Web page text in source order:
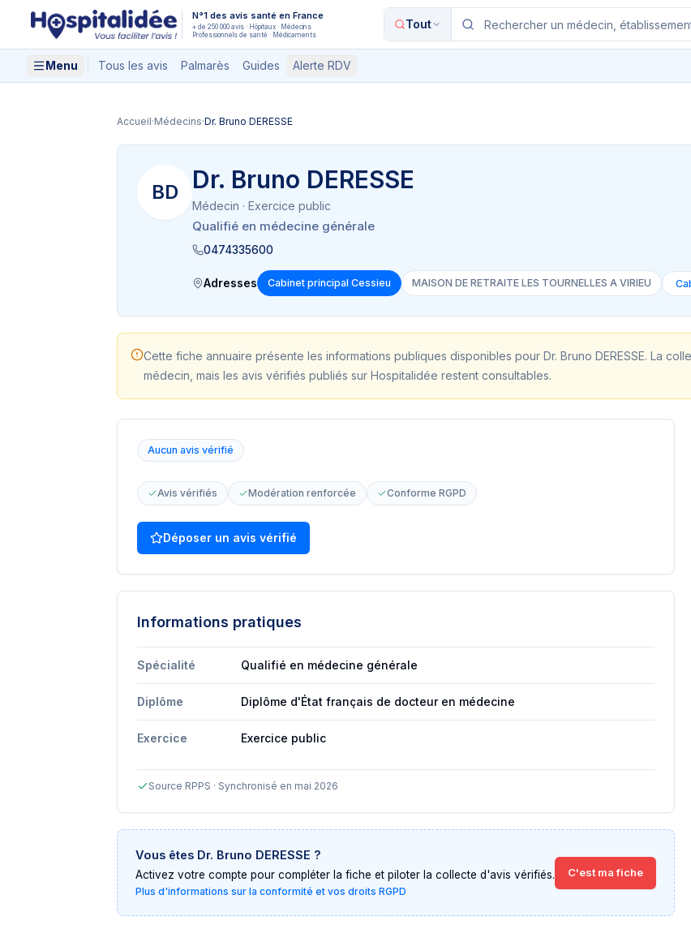
Aller au contenu principal N°1 des avis santé en France
+ de 250 000 avis · Hôpitaux · Médecins
Professionnels de santé · Médicaments
Tout
Menu Tous les avis Palmarès Guides Alerte RDV
Accueil·Médecins·Dr. Bruno DERESSE
BD Dr. Bruno DERESSE
Médecin · Exercice public
Qualifié en médecine générale
0474335600
Adresses Cabinet principal Cessieu MAISON DE RETRAITE LES TOURNELLES A VIRIEU
Cette fiche annuaire présente les informations publiques disponibles pour Dr. Bruno DERESSE. La
médecin, mais les avis vérifiés publiés sur Hospitalidée restent consultables.
Aucun avis vérifié
Avis vérifiés Modération renforcée Conforme RGPD
Déposer un avis vérifié
Informations pratiques
Spécialité Qualifié en médecine générale
Diplôme Diplôme d'État français de docteur en médecine
Exercice Exercice public
Source RPPS · Synchronisé en mai 2026
Vous êtes Dr. Bruno DERESSE ?
Activez votre compte pour compléter la fiche et piloter la collecte d'avis vérifiés.
Plus d'informations sur la conformité et vos droits RGPD
C'est ma fiche